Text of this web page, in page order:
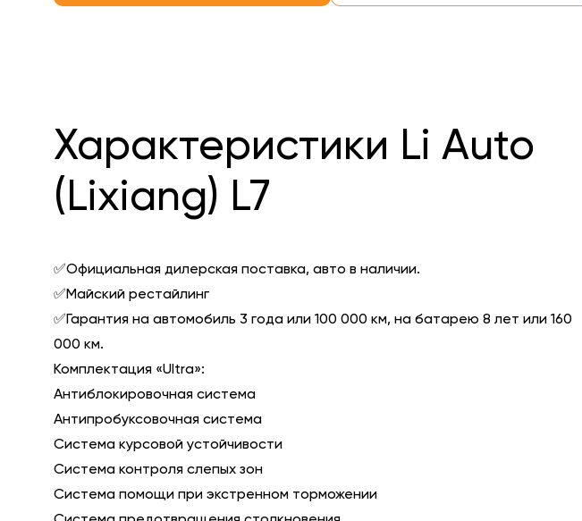
Характеристики Li Auto
(Lixiang) L7
✅Официальная дилерская поставка, авто в наличии.
✅Майский рестайлинг
✅Гарантия на автомобиль 3 года или 100 000 км, на батарею 8 лет или 160
000 км.
Комплектация «Ultra»:
Антиблокировочная система
Антипробуксовочная система
Система курсовой устойчивости
Система контроля слепых зон
Система помощи при экстренном торможении